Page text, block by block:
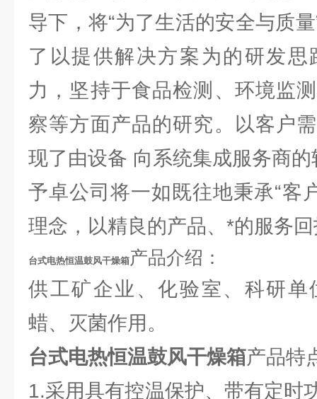
导下，将“为了生活的安全与质
了以提供解决方案为的研发
力，坚持于食品检测、环境监
察等方面产品的研究。以客户
现了由设备 向系统集成服务商的
予卓公司将一如既往地秉承“客
理念，以精良的产品、*的服务
台式电热恒温鼓风干燥箱产品介绍：
供工矿企业、化验室、科研单
蜡、灭菌作用。
台式电热恒温鼓风干燥箱产品特
1.采用具有控温保护、带有定时